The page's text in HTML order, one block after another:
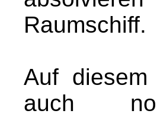
Raumschiff.
Auf
auch